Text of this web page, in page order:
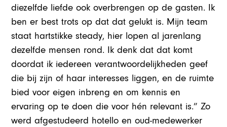
diezelfde liefde ook overbrengen op de gasten. Ik
ben er best trots op dat dat gelukt is. Mijn team
staat hartstikke steady, hier lopen al jarenlang
dezelfde mensen rond. Ik denk dat dat komt
doordat ik iedereen verantwoordelijkheden geef
die bij zijn of haar interesses liggen, en de ruimte
bied voor eigen inbreng en om kennis en
ervaring op te doen die voor hén relevant is.” Zo
werd afgestudeerd hotello en oud-medewerker